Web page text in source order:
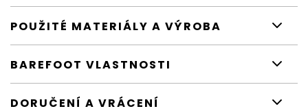
POUŽITÉ MATERIÁLY A VÝROBA
BAREFOOT VLASTNOSTI
DORUČENÍ A VRÁCENÍ